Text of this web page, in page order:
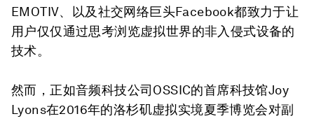
EMOTIV、以及社交网络巨头Facebook都致力于让
用户仅仅通过思考浏览虚拟世界的非入侵式设备的
技术。
然而，正如音频科技公司OSSIC的首席科技馆Joy
Lyons在2016年的洛杉矶虚拟实境夏季博览会对副